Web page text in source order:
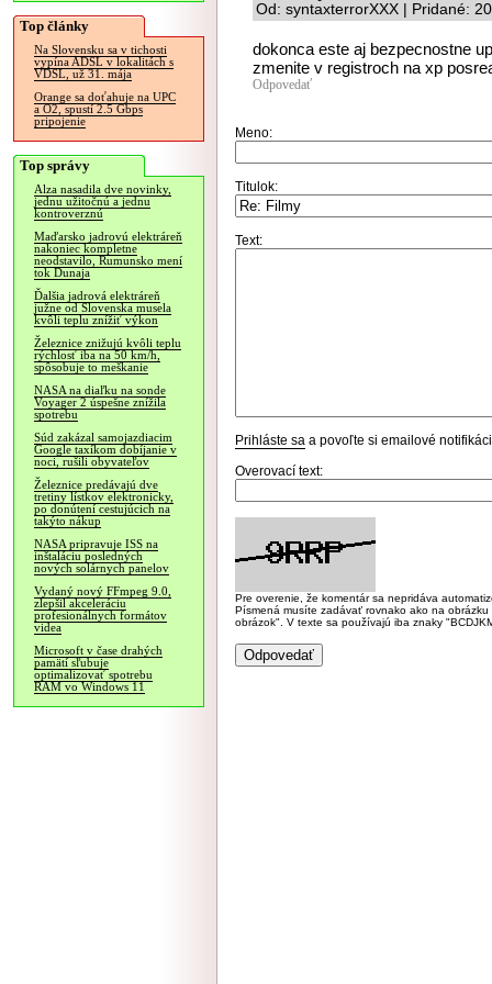
Top články
Na Slovensku sa v tichosti
vypína ADSL v lokalitách s
VDSL, už 31. mája
Orange sa doťahuje na UPC
a O2, spustí 2.5 Gbps
pripojenie
Top správy
Alza nasadila dve novinky,
jednu užitočnú a jednu
kontroverznú
Maďarsko jadrovú elektráreň
nakoniec kompletne
neodstavilo, Rumunsko mení
tok Dunaja
Ďalšia jadrová elektráreň
južne od Slovenska musela
kvôli teplu znížiť výkon
Železnice znižujú kvôli teplu
rýchlosť iba na 50 km/h,
spôsobuje to meškanie
NASA na diaľku na sonde
Voyager 2 úspešne znížila
spotrebu
Súd zakázal samojazdiacim
Google taxíkom dobíjanie v
noci, rušili obyvateľov
Železnice predávajú dve
tretiny lístkov elektronicky,
po donútení cestujúcich na
takýto nákup
NASA pripravuje ISS na
inštaláciu posledných
nových solárnych panelov
Vydaný nový FFmpeg 9.0,
zlepšil akceleráciu
profesionálnych formátov
videa
Microsoft v čase drahých
pamätí sľubuje
optimalizovať spotrebu
RAM vo Windows 11
Od: syntaxterrorXXX | Pridané:
dokonca este aj bezpecnostne
zmenite v registroch na xp
Odpovedať
Meno:
Titulok:
Text:
Prihláste sa a povoľte si emailové
Overovací text:
Pre overenie, že komentár sa nepridáva
Písmená musíte zadávať rovnako ako na
obrázok". V texte sa používajú iba znaky